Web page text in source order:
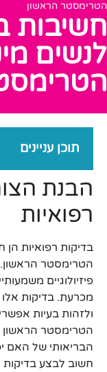
הטרימסטר הראשון
חשיבות
לנשים
תוכן עניינים
הבנת
רפואיות
בדיקות רפואיות
הטרימסטר הראשון.
פיזיולוגיים
מכרעת. בדיקות
ולזהות בעיות
הטרימסטר הראשון
הבריאותי של האם
חשוב לבצע בדיקות